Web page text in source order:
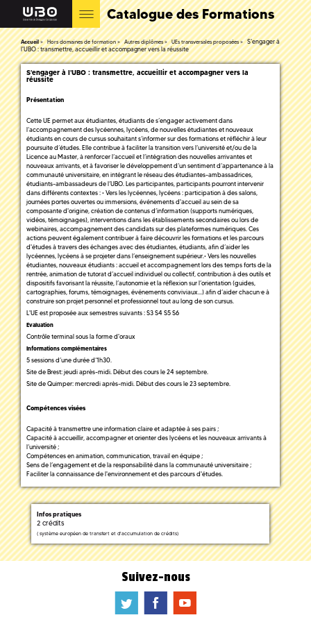
Catalogue des Formations
Accueil Hors domaines de formation Autres diplômes UEs transversales proposées
S'engager à
l'UBO : transmettre, accueillir et accompagner vers la réussite
S'engager à l'UBO : transmettre, accueillir et accompagner vers la
réussite
Présentation
Cette UE permet aux étudiantes, étudiants de s’engager activement dans
l’accompagnement des lycéennes, lycéens, de nouvelles étudiantes et nouveaux
étudiants en cours de cursus souhaitant s’informer sur des formations et réfléchir à leur
poursuite d’études. Elle contribue à faciliter la transition vers l’université et/ou de la
Licence au Master, à renforcer l’accueil et l’intégration des nouvelles arrivantes et
nouveaux arrivants, et à favoriser le développement d’un sentiment d’appartenance à la
communauté universitaire, en intégrant le réseau des étudiantes-ambassadrices,
étudiants-ambassadeurs de l’UBO. Les participantes, participants pourront intervenir
dans différents contextes : • Vers les lycéennes, lycéens : participation à des salons,
journées portes ouvertes ou immersions, événements d'accueil au sein de sa
composante d'origine, création de contenus d’information (supports numériques,
vidéos, témoignages), interventions dans les établissements secondaires ou lors de
webinaires, accompagnement des candidats sur des plateformes numériques. Ces
actions peuvent également contribuer à faire découvrir les formations et les parcours
d'études à travers des échanges avec des étudiantes, étudiants, afin d’aider les
lycéennes, lycéens à se projeter dans l’enseignement supérieur.• Vers les nouvelles
étudiantes, nouveaux étudiants : accueil et accompagnement lors des temps forts de la
rentrée, animation de tutorat d’accueil individuel ou collectif, contribution à des outils et
dispositifs favorisant la réussite, l’autonomie et la réflexion sur l’orientation (guides,
cartographies, forums, témoignages, événements conviviaux…) afin d’aider chacun·e à
construire son projet personnel et professionnel tout au long de son cursus.
L'UE est proposée aux semestres suivants : S3 S4 S5 S6
Evaluation
Contrôle terminal sous la forme d'oraux
Informations complémentaires
5 sessions d’une durée d’1h30.
Site de Brest: jeudi après-midi. Début des cours le 24 septembre.
Site de Quimper: mercredi après-midi. Début des cours le 23 septembre.
Compétences visées
Capacité à transmettre une information claire et adaptée à ses pairs ;
Capacité à accueillir, accompagner et orienter des lycéens et les nouveaux arrivants à
l’université ;
Compétences en animation, communication, travail en équipe ;
Sens de l’engagement et de la responsabilité dans la communauté universitaire ;
Faciliter la connaissance de l'environnement et des parcours d'études.
Infos pratiques
2 crédits
( système européen de transfert et d'accumulation de crédits)
Suivez-nous
a b f